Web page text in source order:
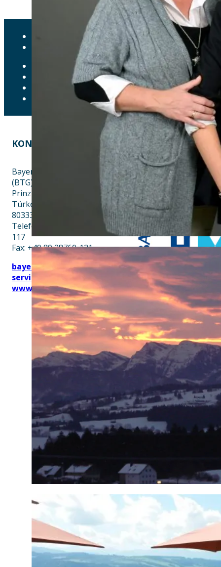
DOWNLOADS
DATENSCHUTZ
IMPRESSUM
LEICHTE SPRACHE
ERKLÄRUNG ZUR BARRIEREFREIHEIT
KONTAKT EINE INITIATIVE VON
Bayern Tourist Gmbh
(BTG)
Prinz-Ludwig-Palais
Türkenstraße 7
80333 München
Telefon: +49 89 28760-
117
Fax: +49 89 28760-121
bayerischekueche@btg-
service.de
www.btg-service.de